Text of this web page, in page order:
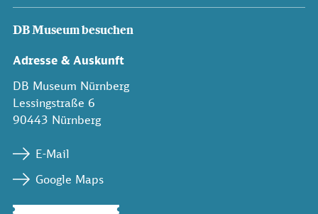
DB Museum besuchen
Adresse & Auskunft
DB Museum Nürnberg
Lessingstraße 6
90443 Nürnberg
E-Mail
Google Maps